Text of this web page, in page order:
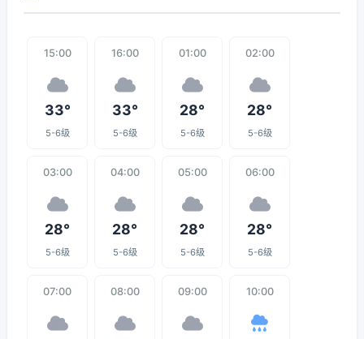
15:00
33°
5-6级
16:00
33°
5-6级
01:00
28°
5-6级
02:00
28°
5-6级
03:00
28°
5-6级
04:00
28°
5-6级
05:00
28°
5-6级
06:00
28°
5-6级
07:00 08:00 09:00 10:00